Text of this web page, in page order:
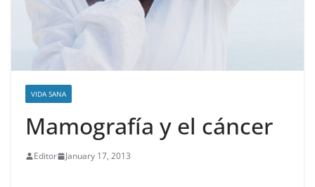
VIDA SANA
Mamografía y el cáncer
Editor January 17, 2013